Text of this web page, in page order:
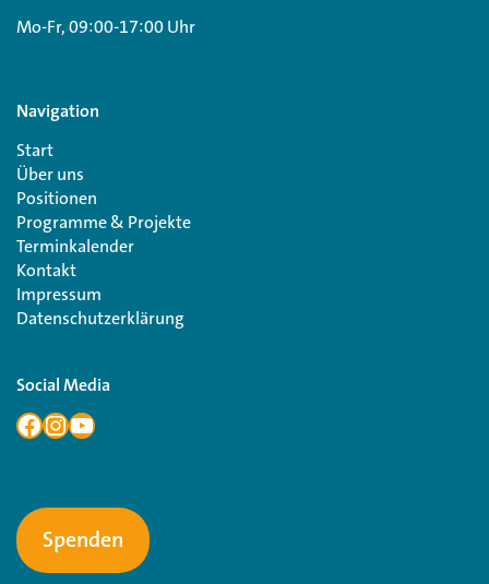
Mo-Fr, 09:00-17:00 Uhr
Navigation
Start
Über uns
Positionen
Programme & Projekte
Terminkalender
Kontakt
Impressum
Datenschutzerklärung
Social Media
Spenden